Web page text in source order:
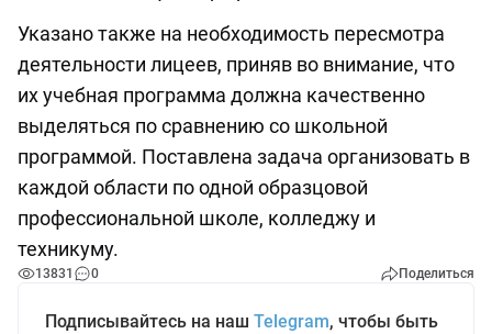
Указано также на необходимость пересмотра
деятельности лицеев, приняв во внимание, что
их учебная программа должна качественно
выделяться по сравнению со школьной
программой. Поставлена задача организовать в
каждой области по одной образцовой
профессиональной школе, колледжу и
техникуму.
13831 0 Поделиться
Подписывайтесь на наш Telegram, чтобы быть